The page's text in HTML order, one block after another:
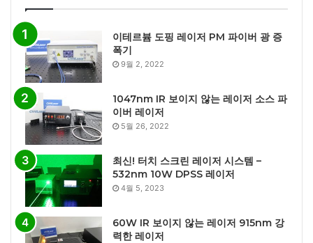
이테르븀 도핑 레이저 PM 파이버 광 증
폭기
9월 2, 2022
1047nm IR 보이지 않는 레이저 소스 파
이버 레이저
5월 26, 2022
최신! 터치 스크린 레이저 시스템 –
532nm 10W DPSS 레이저
4월 5, 2023
60W IR 보이지 않는 레이저 915nm 강
력한 레이저